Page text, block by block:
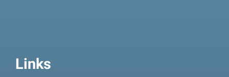
Links